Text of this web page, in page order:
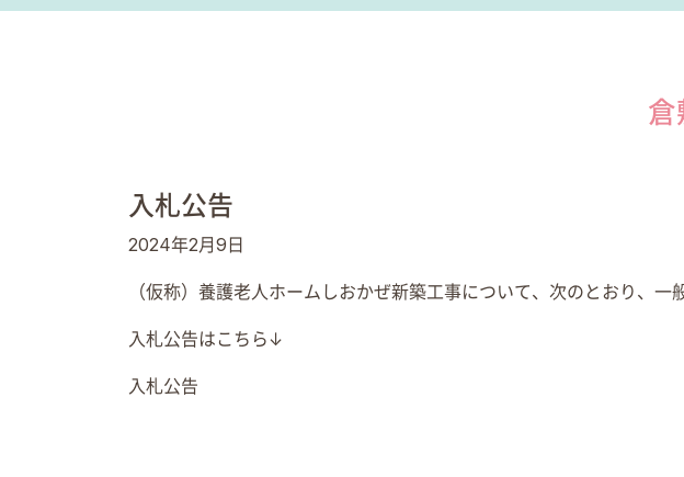
倉
入札公告
2024年2月9日
（仮称）養護老人ホームしおかぜ新築工事について、次のとおり、一
入札公告はこちら↓
入札公告